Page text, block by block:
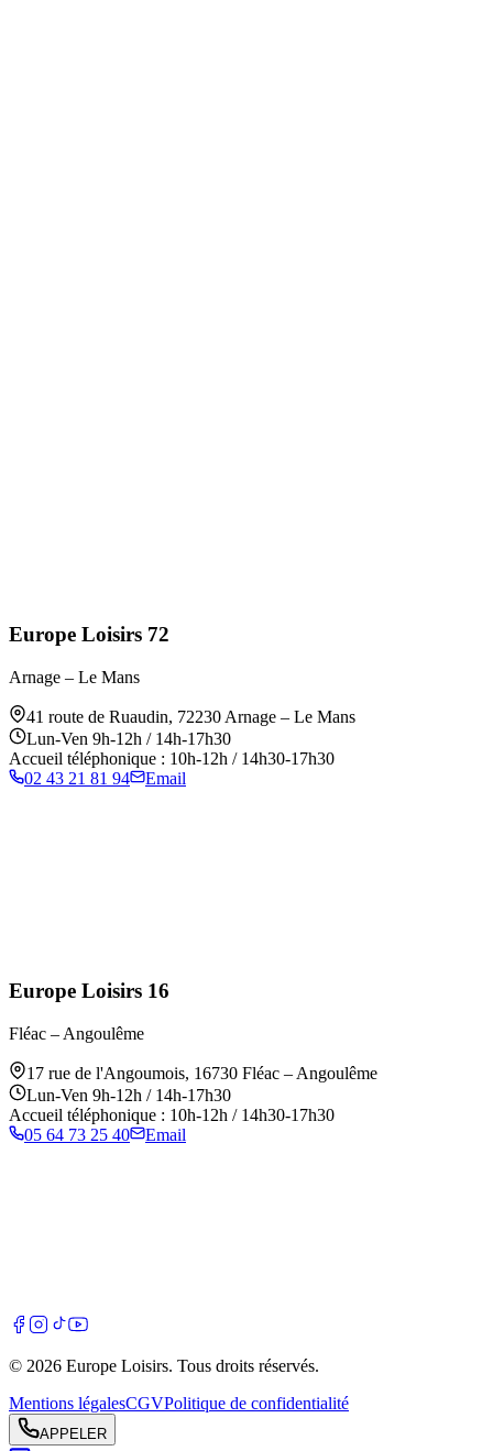
Europe Loisirs 72
Arnage – Le Mans
41 route de Ruaudin, 72230 Arnage – Le Mans
Lun-Ven 9h-12h / 14h-17h30
Accueil téléphonique : 10h-12h / 14h30-17h30
02 43 21 81 94
Email
Europe Loisirs 16
Fléac – Angoulême
17 rue de l'Angoumois, 16730 Fléac – Angoulême
Lun-Ven 9h-12h / 14h-17h30
Accueil téléphonique : 10h-12h / 14h30-17h30
05 64 73 25 40
Email
© 2026 Europe Loisirs. Tous droits réservés.
Mentions légalesCGVPolitique de confidentialité
APPELER